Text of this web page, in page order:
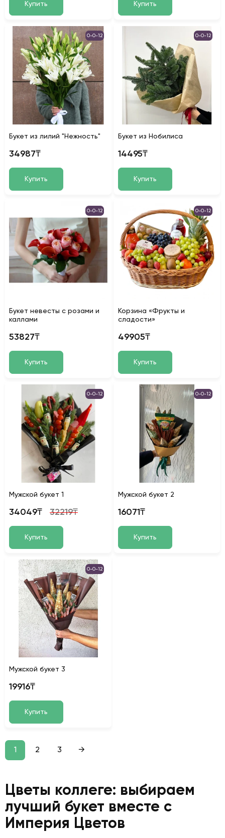
Купить Купить
0-0-12
Букет из лилий "Нежность"
34987₸
Купить
0-0-12
Букет из Нобилиса
14495₸
Купить
0-0-12
Букет невесты с розами и
каллами
53827₸
Купить
0-0-12
Корзина «Фрукты и
сладости»
49905₸
Купить
0-0-12
Мужской букет 1
34049₸ 32219₸
Купить
0-0-12
Мужской букет 2
16071₸
Купить
0-0-12
Мужской букет 3
19916₸
Купить
1 2 3 →
Цветы коллеге: выбираем
лучший букет вместе с
Империя Цветов